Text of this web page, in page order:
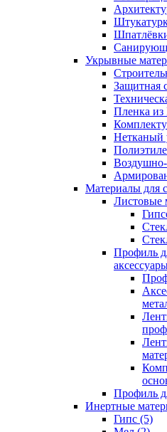
Укрывные
Защитная
Пленка из
Нетканый
Воздушно-
Материалы для
Листовые
Профиль
Профиль
Инертные
Гипс (5)